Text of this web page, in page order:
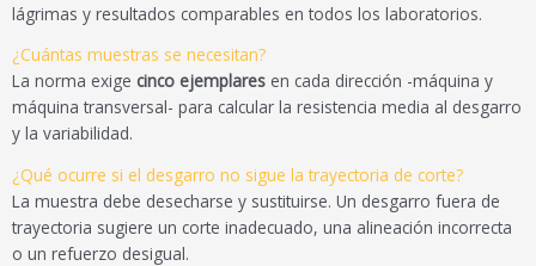
lágrimas y resultados comparables en todos los laboratorios.
¿Cuántas muestras se necesitan?
La norma exige cinco ejemplares en cada dirección -máquina y
máquina transversal- para calcular la resistencia media al desgarro
y la variabilidad.
¿Qué ocurre si el desgarro no sigue la trayectoria de corte?
La muestra debe desecharse y sustituirse. Un desgarro fuera de
trayectoria sugiere un corte inadecuado, una alineación incorrecta
o un refuerzo desigual.